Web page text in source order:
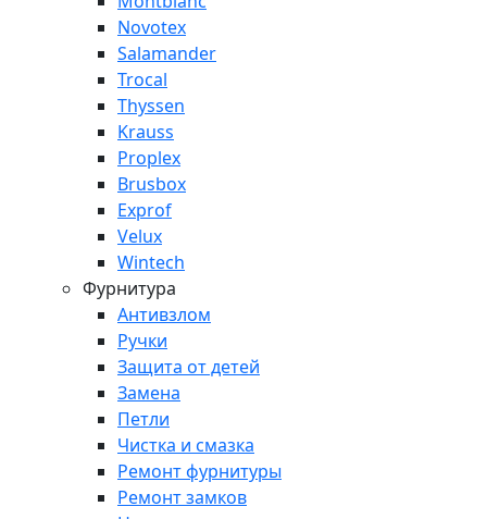
Novotex
Salamander
Trocal
Thyssen
Krauss
Proplex
Brusbox
Exprof
Velux
Wintech
Фурнитура
Антивзлом
Ручки
Защита от детей
Замена
Петли
Чистка и смазка
Ремонт фурнитуры
Ремонт замков